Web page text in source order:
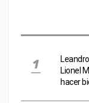
Lionel
hacer